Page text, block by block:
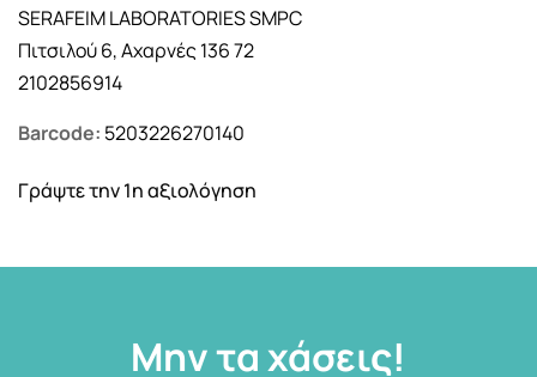
SERAFEIM LABORATORIES SMPC
Πιτσιλού 6, Αχαρνές 136 72
2102856914
Barcode: 5203226270140
Γράψτε την 1η αξιολόγηση
Μην τα χάσεις!